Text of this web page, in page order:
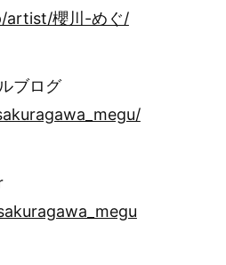
櫻川-めぐ/
ブログ